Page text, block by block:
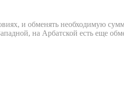
и обменять необходимую
на Арбатской есть еще